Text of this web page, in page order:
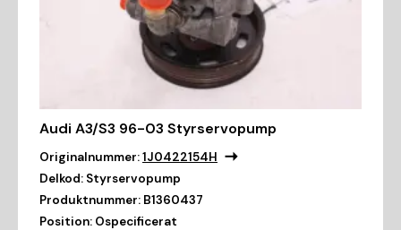
Audi A3/S3 96-03 Styrservopump
Originalnummer:1J0422154H
Delkod: Styrservopump
Produktnummer: B1360437
Position: Ospecificerat